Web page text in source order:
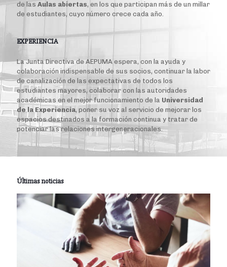
de las Aulas abiertas, en los que participan más de un millar
de estudiantes, cuyo número crece cada año.
EXPERIENCIA
La Junta Directiva de AEPUMA espera, con la ayuda y
colaboración indispensable de sus socios, continuar la labor
de canalización de las expectativas de todos los
estudiantes mayores, colaborar con las autoridades
académicas en el mejor funcionamiento de la Universidad
de la Experiencia, poner su voz al servicio de mejorar los
espacios destinados a la formación continua y tratar de
potenciar las relaciones intergeneracionales.
Últimas noticias